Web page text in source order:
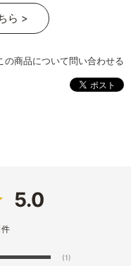
ら >
の商品について問い合わせる
5.0
件
(1)